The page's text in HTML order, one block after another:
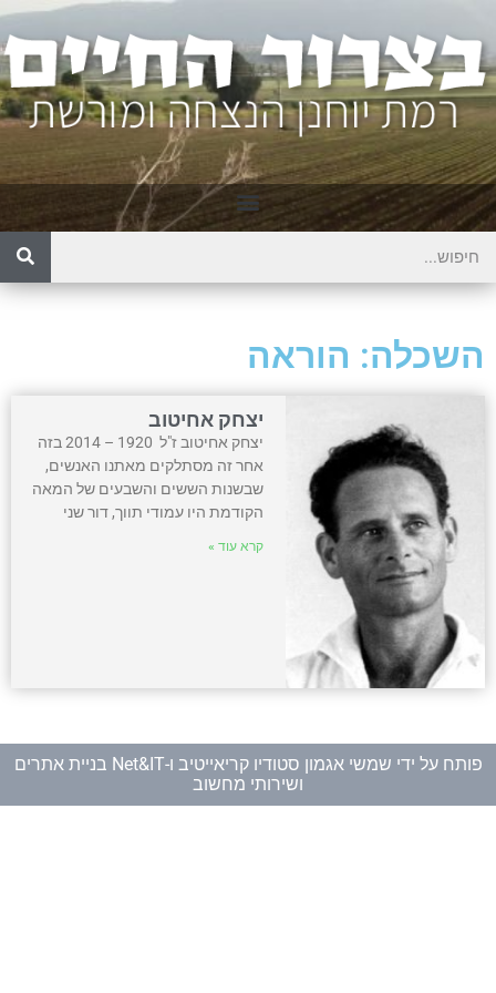
השכלה: הוראה
יצחק אחיטוב
יצחק אחיטוב ז"ל 1920 – 2014 בזה
אחר זה מסתלקים מאתנו האנשים,
שבשנות הששים והשבעים של המאה
הקודמת היו עמודי תווך, דור שני
קרא עוד »
פותח על ידי שמשי אגמון סטודיו קריאייטיב ו-
Net&IT בניית אתרים
ושירותי מחשוב